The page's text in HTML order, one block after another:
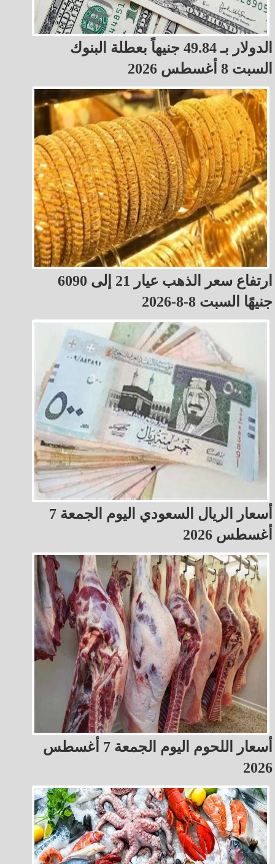
الدولار بـ 49.84 جنيهاً بعطلة البنوك
السبت 8 أغسطس 2026
ارتفاع سعر الذهب عيار 21 إلى 6090
جنيهًا السبت 8-8-2026
أسعار الريال السعودي اليوم الجمعة 7
أغسطس 2026
أسعار اللحوم اليوم الجمعة 7 أغسطس
2026